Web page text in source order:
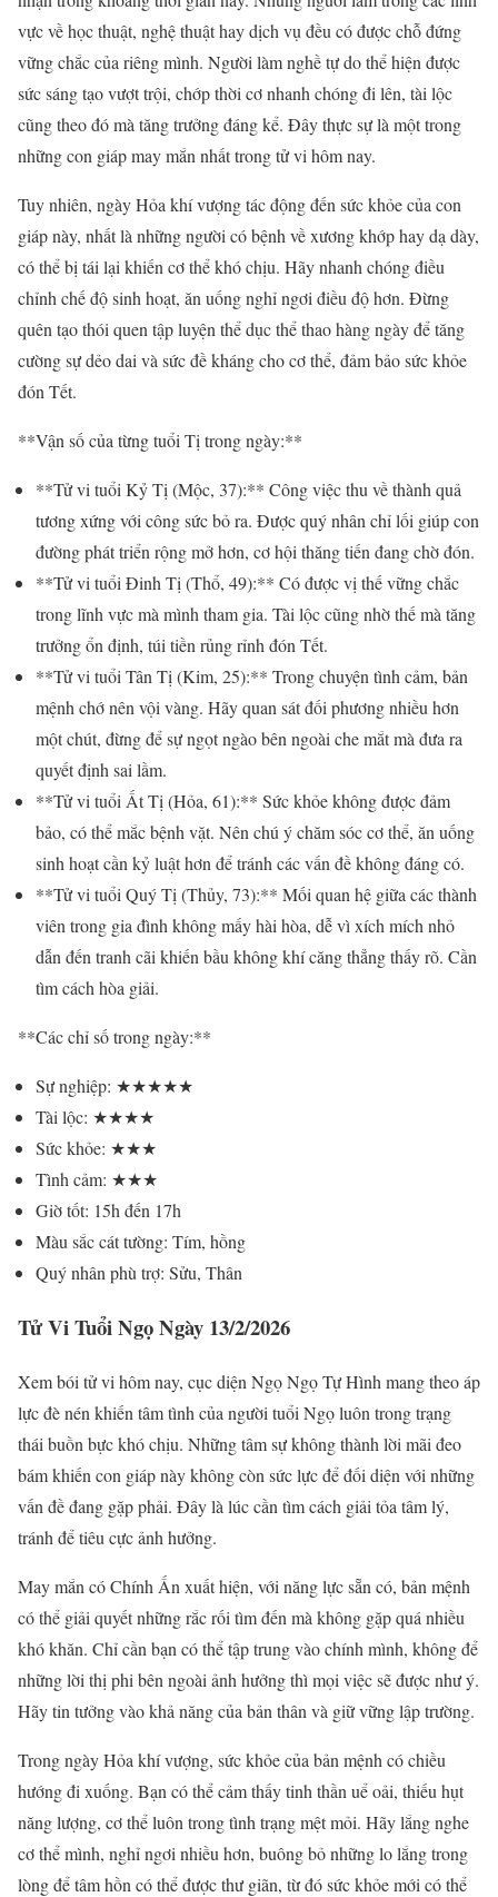
vực về học thuật, nghệ thuật hay dịch vụ đều có được chỗ đứng
vững chắc của riêng mình. Người làm nghề tự do thể hiện được
sức sáng tạo vượt trội, chớp thời cơ nhanh chóng đi lên, tài lộc
cũng theo đó mà tăng trưởng đáng kể. Đây thực sự là một trong
những con giáp may mắn nhất trong tử vi hôm nay.
Tuy nhiên, ngày Hỏa khí vượng tác động đến sức khỏe của con
giáp này, nhất là những người có bệnh về xương khớp hay dạ dày,
có thể bị tái lại khiến cơ thể khó chịu. Hãy nhanh chóng điều
chỉnh chế độ sinh hoạt, ăn uống nghỉ ngơi điều độ hơn. Đừng
quên tạo thói quen tập luyện thể dục thể thao hàng ngày để tăng
cường sự dẻo dai và sức đề kháng cho cơ thể, đảm bảo sức khỏe
đón Tết.
**Vận số của từng tuổi Tị trong ngày:**
**Tử vi tuổi Kỷ Tị (Mộc, 37):** Công việc thu về thành quả
tương xứng với công sức bỏ ra. Được quý nhân chỉ lối giúp con
đường phát triển rộng mở hơn, cơ hội thăng tiến đang chờ đón.
**Tử vi tuổi Đinh Tị (Thổ, 49):** Có được vị thế vững chắc
trong lĩnh vực mà mình tham gia. Tài lộc cũng nhờ thế mà tăng
trưởng ổn định, túi tiền rủng rỉnh đón Tết.
**Tử vi tuổi Tân Tị (Kim, 25):** Trong chuyện tình cảm, bản
mệnh chớ nên vội vàng. Hãy quan sát đối phương nhiều hơn
một chút, đừng để sự ngọt ngào bên ngoài che mắt mà đưa ra
quyết định sai lầm.
**Tử vi tuổi Ất Tị (Hỏa, 61):** Sức khỏe không được đảm
bảo, có thể mắc bệnh vặt. Nên chú ý chăm sóc cơ thể, ăn uống
sinh hoạt cần kỷ luật hơn để tránh các vấn đề không đáng có.
**Tử vi tuổi Quý Tị (Thủy, 73):** Mối quan hệ giữa các thành
viên trong gia đình không mấy hài hòa, dễ vì xích mích nhỏ
dẫn đến tranh cãi khiến bầu không khí căng thẳng thấy rõ. Cần
tìm cách hòa giải.
**Các chỉ số trong ngày:**
Sự nghiệp: ★★★★★
Tài lộc: ★★★★
Sức khỏe: ★★★
Tình cảm: ★★★
Giờ tốt: 15h đến 17h
Màu sắc cát tường: Tím, hồng
Quý nhân phù trợ: Sửu, Thân
Tử Vi Tuổi Ngọ Ngày 13/2/2026
Xem bói tử vi hôm nay, cục diện Ngọ Ngọ Tự Hình mang theo áp
lực đè nén khiến tâm tình của người tuổi Ngọ luôn trong trạng
thái buồn bực khó chịu. Những tâm sự không thành lời mãi đeo
bám khiến con giáp này không còn sức lực để đối diện với những
vấn đề đang gặp phải. Đây là lúc cần tìm cách giải tỏa tâm lý,
tránh để tiêu cực ảnh hưởng.
May mắn có Chính Ấn xuất hiện, với năng lực sẵn có, bản mệnh
có thể giải quyết những rắc rối tìm đến mà không gặp quá nhiều
khó khăn. Chỉ cần bạn có thể tập trung vào chính mình, không để
những lời thị phi bên ngoài ảnh hưởng thì mọi việc sẽ được như ý.
Hãy tin tưởng vào khả năng của bản thân và giữ vững lập trường.
Trong ngày Hỏa khí vượng, sức khỏe của bản mệnh có chiều
hướng đi xuống. Bạn có thể cảm thấy tinh thần uể oải, thiếu hụt
năng lượng, cơ thể luôn trong tình trạng mệt mỏi. Hãy lắng nghe
cơ thể mình, nghỉ ngơi nhiều hơn, buông bỏ những lo lắng trong
lòng để tâm hồn có thể được thư giãn, từ đó sức khỏe mới có thể